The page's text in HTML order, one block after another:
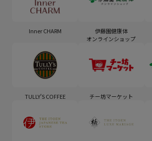
Inner CHARM
伊藤園健康体
オンラインショップ
TULLY'S COFFEE チー坊マーケット